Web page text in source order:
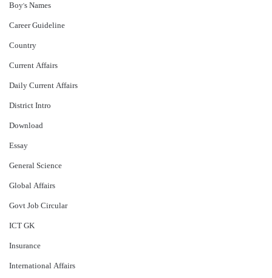
Boy's Names
Career Guideline
Country
Current Affairs
Daily Current Affairs
District Intro
Download
Essay
General Science
Global Affairs
Govt Job Circular
ICT GK
Insurance
International Affairs